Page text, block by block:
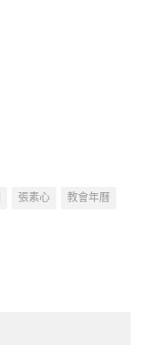
張素心
教會年曆